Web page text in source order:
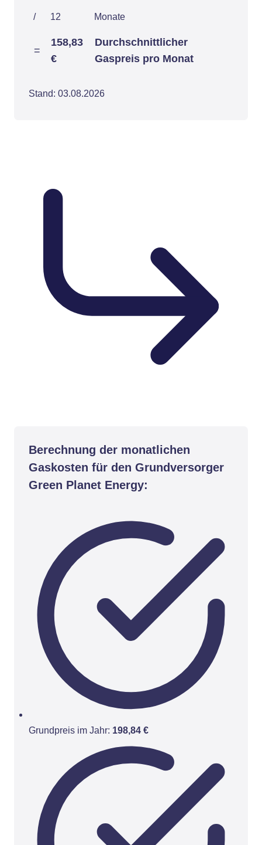
/ 12 Monate
=
158,83
€
Durchschnittlicher
Gaspreis pro Monat
Stand: 03.08.2026
Berechnung der monatlichen
Gaskosten für den Grundversorger
Green Planet Energy:
Grundpreis im Jahr: 198,84 €